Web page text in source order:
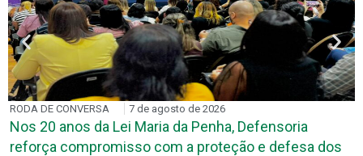
RODA DE CONVERSA 7 de agosto de 2026
Nos 20 anos da Lei Maria da Penha, Defensoria
reforça compromisso com a proteção e defesa dos